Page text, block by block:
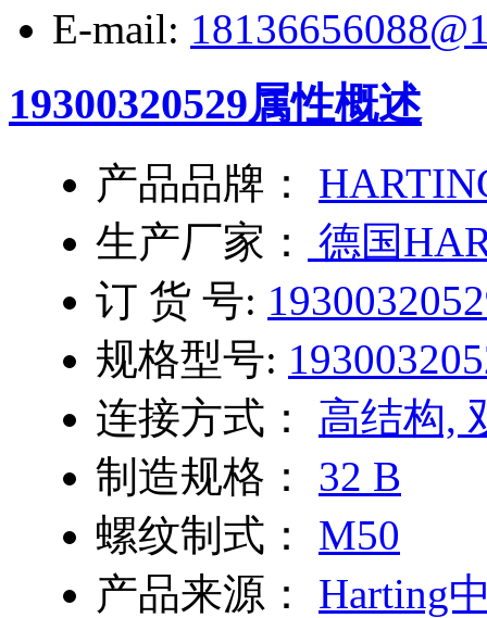
E-mail:
19300320529属性概述
产品品牌：
生产厂家：
德国
订 货 号:
规格型号:
连接方式：
高结构,
制造规格：
32 B
螺纹制式：
M50
产品来源：
Harting